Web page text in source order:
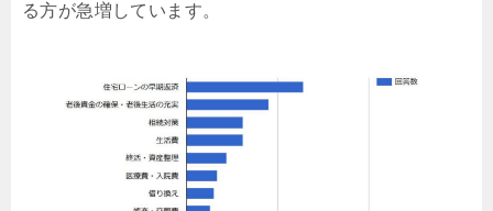
る方が急増しています。